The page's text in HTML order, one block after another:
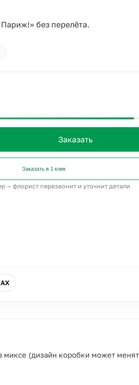
без перелёта.
Заказать
Заказать в 1 клик
— флорист перезвонит и уточнит детали
(дизайн коробки может